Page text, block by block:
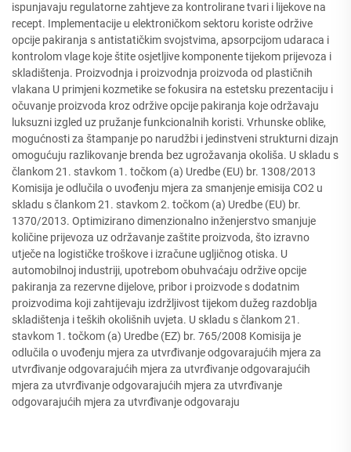
ispunjavaju regulatorne zahtjeve za kontrolirane tvari i lijekove na
recept. Implementacije u elektroničkom sektoru koriste održive
opcije pakiranja s antistatičkim svojstvima, apsorpcijom udaraca i
kontrolom vlage koje štite osjetljive komponente tijekom prijevoza i
skladištenja. Proizvodnja i proizvodnja proizvoda od plastičnih
vlakana U primjeni kozmetike se fokusira na estetsku prezentaciju i
očuvanje proizvoda kroz održive opcije pakiranja koje održavaju
luksuzni izgled uz pružanje funkcionalnih koristi. Vrhunske oblike,
mogućnosti za štampanje po narudžbi i jedinstveni strukturni dizajn
omogućuju razlikovanje brenda bez ugrožavanja okoliša. U skladu s
člankom 21. stavkom 1. točkom (a) Uredbe (EU) br. 1308/2013
Komisija je odlučila o uvođenju mjera za smanjenje emisija CO2 u
skladu s člankom 21. stavkom 2. točkom (a) Uredbe (EU) br.
1370/2013. Optimizirano dimenzionalno inženjerstvo smanjuje
količine prijevoza uz održavanje zaštite proizvoda, što izravno
utječe na logističke troškove i izračune ugljičnog otiska. U
automobilnoj industriji, upotrebom obuhvaćaju održive opcije
pakiranja za rezervne dijelove, pribor i proizvode s dodatnim
proizvodima koji zahtijevaju izdržljivost tijekom dužeg razdoblja
skladištenja i teških okolišnih uvjeta. U skladu s člankom 21.
stavkom 1. točkom (a) Uredbe (EZ) br. 765/2008 Komisija je
odlučila o uvođenju mjera za utvrđivanje odgovarajućih mjera za
utvrđivanje odgovarajućih mjera za utvrđivanje odgovarajućih
mjera za utvrđivanje odgovarajućih mjera za utvrđivanje
odgovarajućih mjera za utvrđivanje odgovaraju